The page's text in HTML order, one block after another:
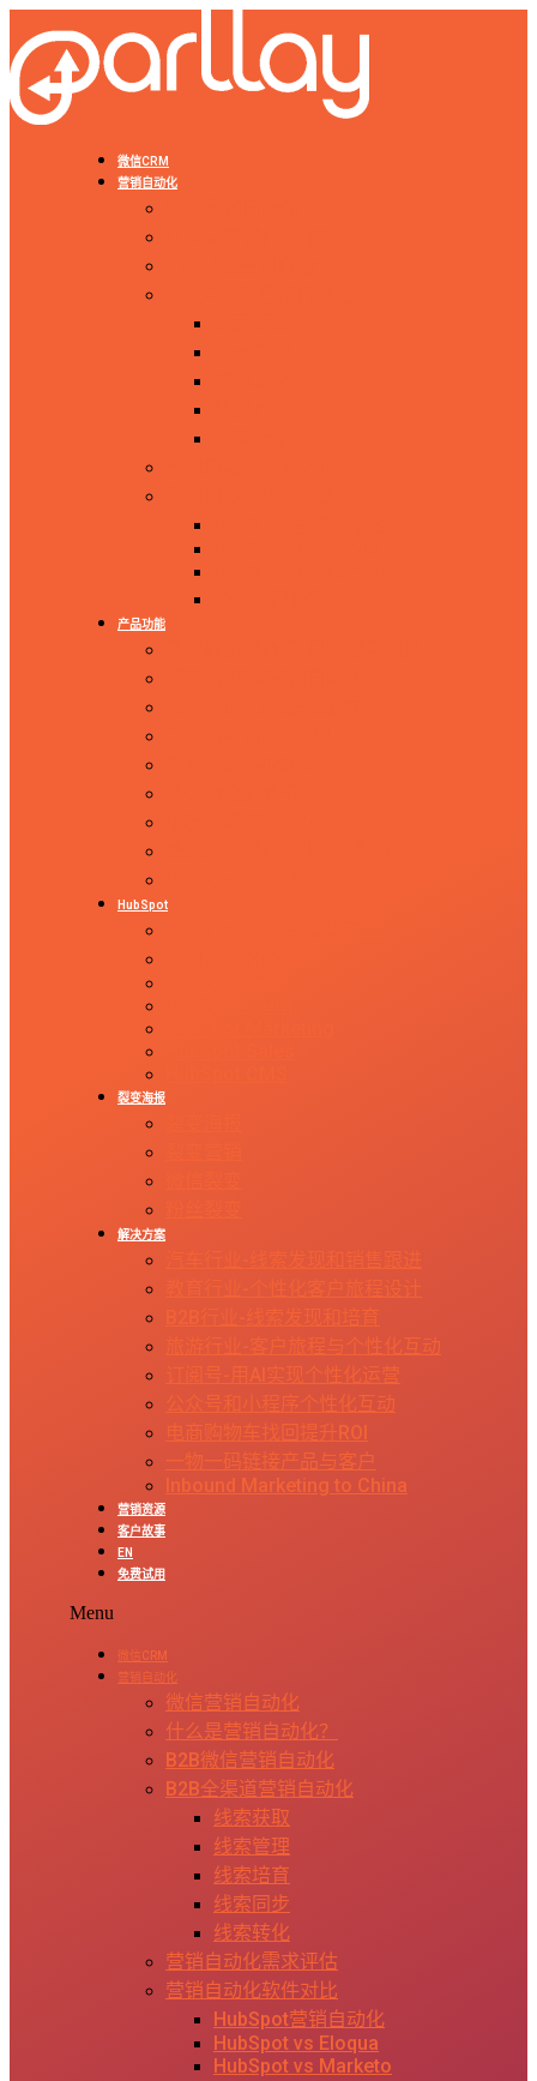
微信CRM
营销自动化
产品功能
HubSpot
裂变海报
解决方案
教育行业-个性化客户旅程设计
B2B行业-线索发现和培育
旅游行业-客户旅程与个性化互动
订阅号-用AI实现个性化运营
公众号和小程序个性化互动
电商购物车找回提升ROI
一物一码链接产品与客户
Inbound Marketing to China
营销资源
客户故事
EN
免费试用
Menu
微信CRM
营销自动化
微信营销自动化
什么是营销自动化？
B2B微信营销自动化
B2B全渠道营销自动化
线索获取
线索管理
线索培育
线索同步
线索转化
营销自动化需求评估
营销自动化软件对比
HubSpot营销自动化
HubSpot vs Eloqua
HubSpot vs Marketo